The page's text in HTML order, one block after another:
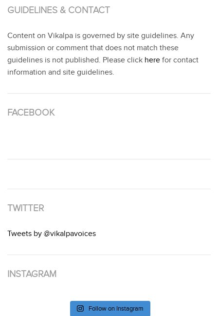
GUIDELINES & CONTACT
Content on Vikalpa is governed by site guidelines. Any
submission or comment that does not match these
guidelines is not published. Please click here for contact
information and site guidelines.
FACEBOOK
TWITTER
Tweets by @vikalpavoices
INSTAGRAM
Follow on Instagram